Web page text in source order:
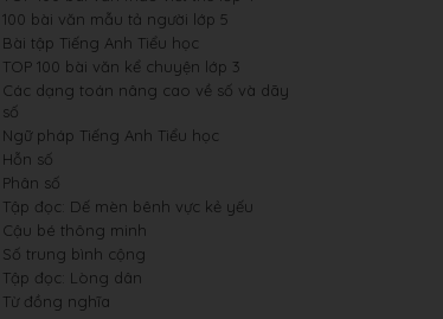
100 bài văn mẫu tả người lớp 5
Bài tập Tiếng Anh Tiểu học
TOP 100 bài văn kể chuyện lớp 3
Các dạng toán nâng cao về số và dãy
số
Ngữ pháp Tiếng Anh Tiểu học
Hỗn số
Phân số
Tập đọc: Dế mèn bênh vực kẻ yếu
Cậu bé thông minh
Số trung bình cộng
Tập đọc: Lòng dân
Từ đồng nghĩa